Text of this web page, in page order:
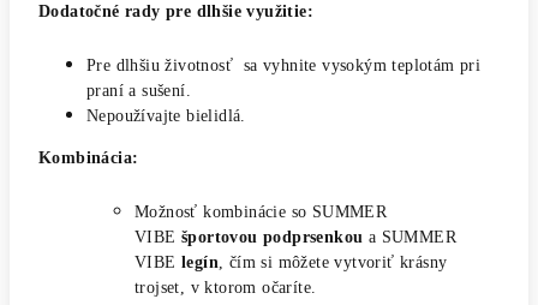
Dodatočné rady pre dlhšie využitie:
Pre dlhšiu životnosť sa vyhnite vysokým teplotám pri
praní a sušení.
Nepoužívajte bielidlá.
Kombinácia:
Možnosť kombinácie so SUMMER
VIBE športovou podprsenkou a SUMMER
VIBE legín , čím si môžete vytvoriť krásny
trojset, v ktorom očaríte.